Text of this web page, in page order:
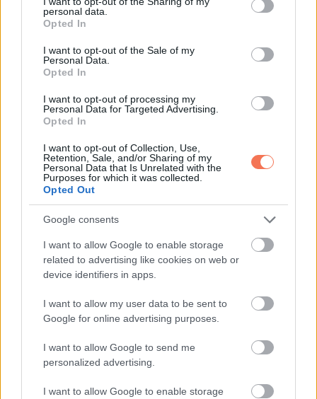
grant or deny consent to Google and its third-party tags to
use your data for below specified purposes in below Google
consent section.
personal data.
Opted In
I want to opt-out of the Sale of my
Personal Data.
Opted In
I want to opt-out of processing my
Personal Data for Targeted Advertising.
Opted In
I want to opt-out of Collection, Use,
Retention, Sale, and/or Sharing of my
Personal Data that Is Unrelated with the
Purposes for which it was collected.
Opted Out
Google consents
I want to allow Google to enable storage
related to advertising like cookies on web or
device identifiers in apps.
I want to allow my user data to be sent to
Google for online advertising purposes.
I want to allow Google to send me
personalized advertising.
I want to allow Google to enable storage
Whatsapp
Email
ELŐZŐ POSZT
hogyan lehet ezt orvosolni?
KÖVETKEZŐ POSZT
Válassz egy ételt, amit nyersen ennél: a
További bejegyzések